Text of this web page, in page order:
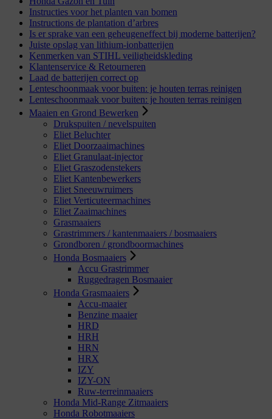
Instructies voor het planten van bomen
Instructions de plantation d’arbres
Is er sprake van een geheugeneffect bij moderne batterijen?
Juiste opslag van lithium-ionbatterijen
Kenmerken van STIHL veiligheidskleding
Klantenservice & Retourneren
Laad de batterijen correct op
Lenteschoonmaak voor buiten: je houten terras reinigen
Lenteschoonmaak voor buiten: je houten terras reinigen
Maaien en Grond Bewerken
Drukspuiten / nevelspuiten
Eliet Beluchter
Eliet Doorzaaimachines
Eliet Granulaat-injector
Eliet Graszodenstekers
Eliet Kantenbewerkers
Eliet Sneeuwruimers
Eliet Verticuteermachines
Eliet Zaaimachines
Grasmaaiers
Grastrimmers / kantenmaaiers / bosmaaiers
Grondboren / grondboormachines
Honda Bosmaaiers
Accu Grastrimmer
Ruggedragen Bosmaaier
Honda Grasmaaiers
Accu-maaier
Benzine maaier
HRD
HRH
HRN
HRX
IZY
IZY-ON
Ruw-terreinmaaiers
Honda Mid-Range Zitmaaiers
Honda Robotmaaiers